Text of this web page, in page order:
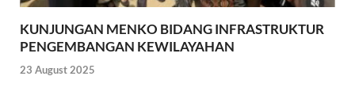
KUNJUNGAN MENKO BIDANG INFRASTRUKTUR
PENGEMBANGAN KEWILAYAHAN
23 August 2025